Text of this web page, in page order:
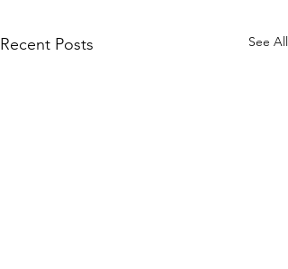
Recent Posts See All